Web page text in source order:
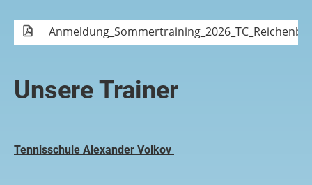
Unsere Trainer
Tennisschule Alexander Volkov